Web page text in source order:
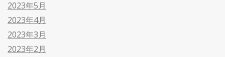
2023年5月
2023年4月
2023年3月
2023年2月